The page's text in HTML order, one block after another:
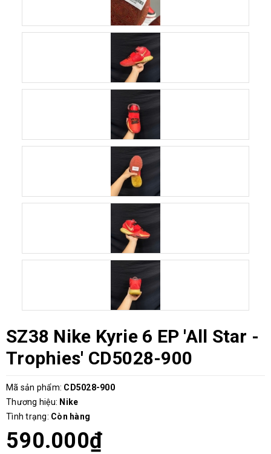
SZ38 Nike Kyrie 6 EP 'All Star -
Trophies' CD5028-900
Mã sản phẩm: CD5028-900
Thương hiệu: Nike
Tình trạng: Còn hàng
590.000₫